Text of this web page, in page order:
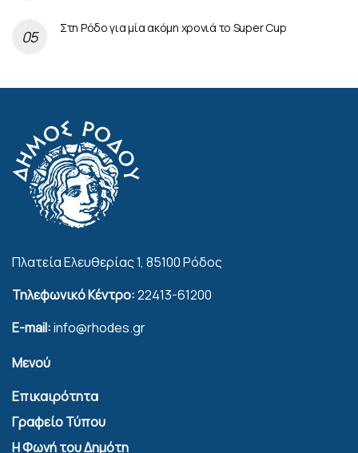
Στη Ρόδο για μία ακόμη χρονιά το Super Cup
Πλατεία Ελευθερίας 1, 85100 Ρόδος
Τηλεφωνικό Κέντρο:22413-61200
E-mail:info@rhodes.gr
Μενού
Επικαιρότητα
Γραφείο Τύπου
Η Φωνή του Δημότη